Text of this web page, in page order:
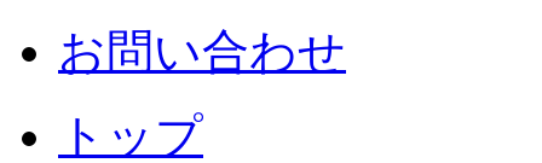
お問い合わせ
トップ